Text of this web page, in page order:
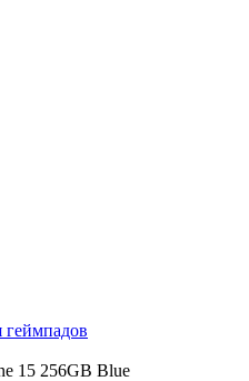
геймпадов
15 256GB Blue